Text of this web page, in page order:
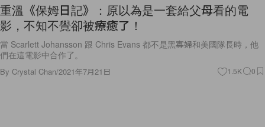
重溫《保姆日記》：原以為是一套給父母看的電
影，不知不覺卻被療癒了！
當 Scarlett Johansson 跟 Chris Evans 都不是黑寡婦和美國隊長時，他
們在這電影中合作了。
By Crystal Chan/2021年7月21日 1.5K 0